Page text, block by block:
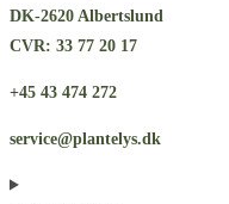
DK-2620 Albertslund
CVR: 33 77 20 17
+45 43 474 272
service@plantelys.dk